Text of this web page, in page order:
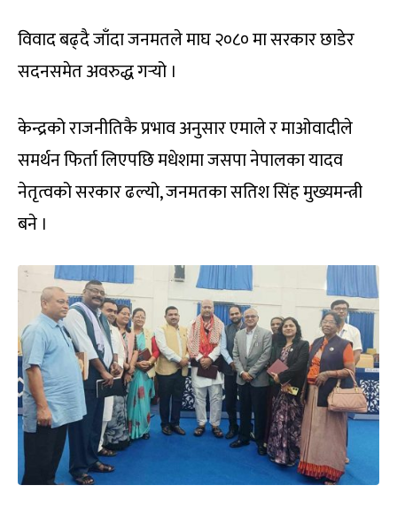
विवाद बढ्दै जाँदा जनमतले माघ २०८० मा सरकार छाडेर
सदनसमेत अवरुद्ध गर्‍यो ।
केन्द्रको राजनीतिकै प्रभाव अनुसार एमाले र माओवादीले
समर्थन फिर्ता लिएपछि मधेशमा जसपा नेपालका यादव
नेतृत्वको सरकार ढल्यो, जनमतका सतिश सिंह मुख्यमन्त्री
बने ।